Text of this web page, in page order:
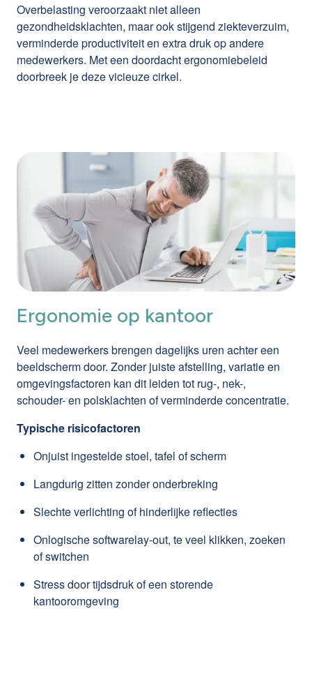
Overbelasting veroorzaakt niet alleen
gezondheidsklachten, maar ook stijgend ziekteverzuim,
verminderde productiviteit en extra druk op andere
medewerkers. Met een doordacht ergonomiebeleid
doorbreek je deze vicieuze cirkel.
Ergonomie op kantoor
Veel medewerkers brengen dagelijks uren achter een
beeldscherm door. Zonder juiste afstelling, variatie en
omgevingsfactoren kan dit leiden tot rug-, nek-,
schouder- en polsklachten of verminderde concentratie.
Typische risicofactoren
Onjuist ingestelde stoel, tafel of scherm
Langdurig zitten zonder onderbreking
Slechte verlichting of hinderlijke reflecties
Onlogische softwarelay-out, te veel klikken, zoeken
of switchen
Stress door tijdsdruk of een storende
kantooromgeving